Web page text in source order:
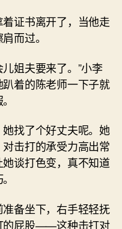
证书离开了，当他走
而过。
姐夫要来了。”小李
着的陈老师一下子就
找了个好丈夫呢。她
击打的承受力高出常
谈打色变，真不知道
备坐下，右手轻轻抚
的屁股——这种击打对